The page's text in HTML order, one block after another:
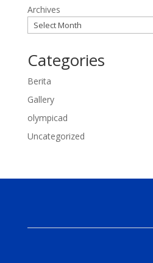
Archives
Categories
Berita
Gallery
olympicad
Uncategorized